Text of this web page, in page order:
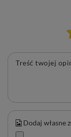
Treść twojej
Dodaj własne